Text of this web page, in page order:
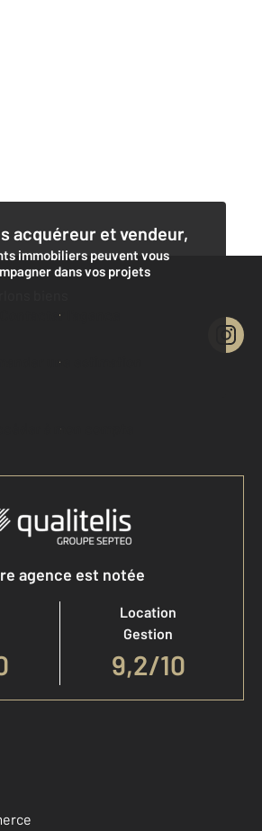
acquéreur et vendeur,
immobiliers peuvent vous
dans vos projets
Contacter l'agence
une estimation
biens
Accéder à mon compte
agence est notée
Location
Gestion
9,2/10